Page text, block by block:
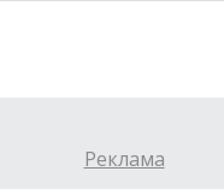
Реклама